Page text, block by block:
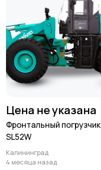
Цена не указана
Фронтальный погрузчик
SL52W
Калининград
4 месяца назад